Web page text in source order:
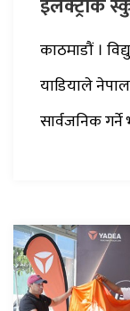
इलेक्ट्रीक
काठमाडौं ।
याडियाले
सार्वजनिक